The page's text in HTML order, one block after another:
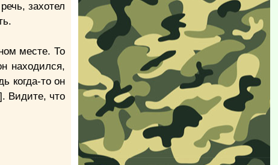
захотел
месте. То
находился,
когда-то он
Видите, что